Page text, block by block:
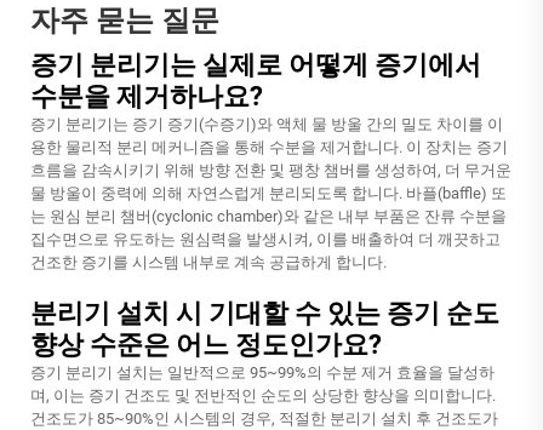
자주 묻는 질문
증기 분리기는 실제로 어떻게 증기에서
수분을 제거하나요?
증기 분리기는 증기 증기(수증기)와 액체 물 방울 간의 밀도 차이를 이
용한 물리적 분리 메커니즘을 통해 수분을 제거합니다. 이 장치는 증기
흐름을 감속시키기 위해 방향 전환 및 팽창 챔버를 생성하여, 더 무거운
물 방울이 중력에 의해 자연스럽게 분리되도록 합니다. 바플(baffle) 또
는 원심 분리 챔버(cyclonic chamber)와 같은 내부 부품은 잔류 수분을
집수면으로 유도하는 원심력을 발생시켜, 이를 배출하여 더 깨끗하고
건조한 증기를 시스템 내부로 계속 공급하게 합니다.
분리기 설치 시 기대할 수 있는 증기 순도
향상 수준은 어느 정도인가요?
증기 분리기 설치는 일반적으로 95~99%의 수분 제거 효율을 달성하
며, 이는 증기 건조도 및 전반적인 순도의 상당한 향상을 의미합니다.
건조도가 85~90%인 시스템의 경우, 적절한 분리기 설치 후 건조도가